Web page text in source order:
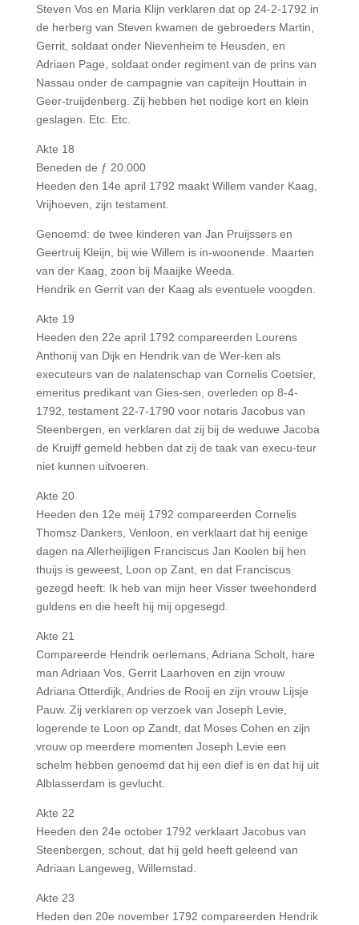
Steven Vos en Maria Klijn verklaren dat op 24-2-1792 in
de herberg van Steven kwamen de gebroeders Martin,
Gerrit, soldaat onder Nievenheim te Heusden, en
Adriaen Page, soldaat onder regiment van de prins van
Nassau onder de campagnie van capiteijn Houttain in
Geer-truijdenberg. Zij hebben het nodige kort en klein
geslagen. Etc. Etc.
Akte 18
Beneden de ƒ 20.000
Heeden den 14e april 1792 maakt Willem vander Kaag,
Vrijhoeven, zijn testament.
Genoemd: de twee kinderen van Jan Pruijssers en
Geertruij Kleijn, bij wie Willem is in-woonende. Maarten
van der Kaag, zoon bij Maaijke Weeda.
Hendrik en Gerrit van der Kaag als eventuele voogden.
Akte 19
Heeden den 22e april 1792 compareerden Lourens
Anthonij van Dijk en Hendrik van de Wer-ken als
executeurs van de nalatenschap van Cornelis Coetsier,
emeritus predikant van Gies-sen, overleden op 8-4-
1792, testament 22-7-1790 voor notaris Jacobus van
Steenbergen, en verklaren dat zij bij de weduwe Jacoba
de Kruijff gemeld hebben dat zij de taak van execu-teur
niet kunnen uitvoeren.
Akte 20
Heeden den 12e meij 1792 compareerden Cornelis
Thomsz Dankers, Venloon, en verklaart dat hij eenige
dagen na Allerheijligen Franciscus Jan Koolen bij hen
thuijs is geweest, Loon op Zant, en dat Franciscus
gezegd heeft: Ik heb van mijn heer Visser tweehonderd
guldens en die heeft hij mij opgesegd.
Akte 21
Compareerde Hendrik oerlemans, Adriana Scholt, hare
man Adriaan Vos, Gerrit Laarhoven en zijn vrouw
Adriana Otterdijk, Andries de Rooij en zijn vrouw Lijsje
Pauw. Zij verklaren op verzoek van Joseph Levie,
logerende te Loon op Zandt, dat Moses Cohen en zijn
vrouw op meerdere momenten Joseph Levie een
schelm hebben genoemd dat hij een dief is en dat hij uit
Alblasserdam is gevlucht.
Akte 22
Heeden den 24e october 1792 verklaart Jacobus van
Steenbergen, schout, dat hij geld heeft geleend van
Adriaan Langeweg, Willemstad.
Akte 23
Heden den 20e november 1792 compareerden Hendrik